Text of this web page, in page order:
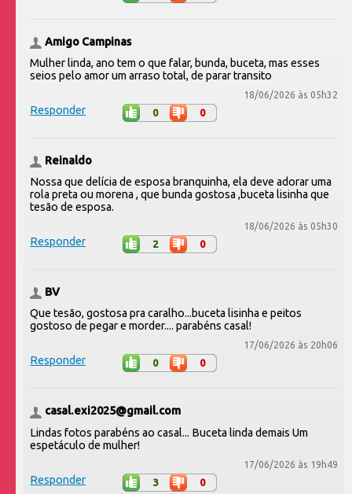
Amigo Campinas
Mulher linda, ano tem o que falar, bunda, buceta, mas esses
seios pelo amor um arraso total, de parar transito
18/06/2026 às 05h32
Responder 0 0
Reinaldo
Nossa que delícia de esposa branquinha, ela deve adorar uma
rola preta ou morena , que bunda gostosa ,buceta lisinha que
tesão de esposa.
18/06/2026 às 05h30
Responder 2 0
BV
Que tesão, gostosa pra caralho...buceta lisinha e peitos
gostoso de pegar e morder.... parabéns casal!
17/06/2026 às 20h06
Responder 0 0
casal.exi2025@gmail.com
Lindas fotos parabéns ao casal... Buceta linda demais Um
espetáculo de mulher!
17/06/2026 às 19h49
Responder 3 0